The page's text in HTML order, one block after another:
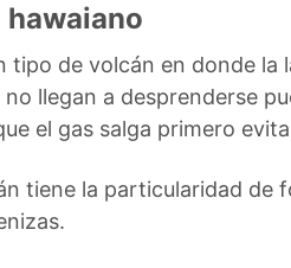
hawaiano
tipo de volcán en donde la
no llegan a desprenderse
el gas salga primero
tiene la particularidad de